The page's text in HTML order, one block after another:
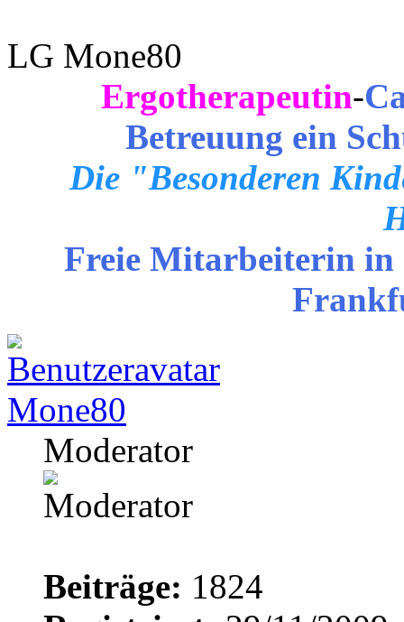
LG Mone80
Ergotherapeutin-
Betreuung ein
Die "Besonderen
Freie Mitarbeiterin in
Mone80
Moderator
Beiträge: 1824